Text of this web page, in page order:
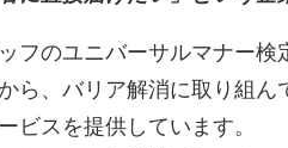
フのユニバーサルマナー
ら、バリア解消に取り組
ビスを提供しています。